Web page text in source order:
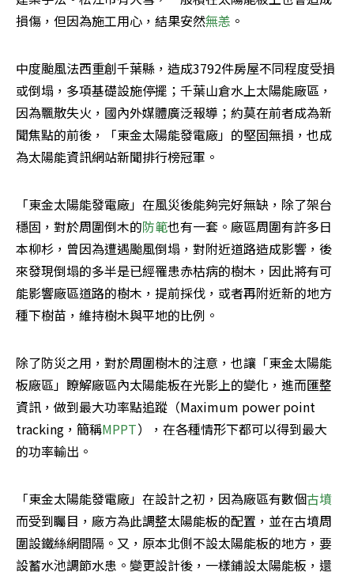
損傷，但因為施工用心，結果安然無恙 。
中度颱風法西重創千葉縣，造成3792件房屋不同程度受損
或倒塌，多項基礎設施停擺；千葉山倉水上太陽能廠區，
因為飄散失火，國內外媒體廣泛報導；約莫在前者成為新
聞焦點的前後，「東金太陽能發電廠」的堅固無損，也成
為太陽能資訊網站新聞排行榜冠軍。
「東金太陽能發電廠」在風災後能夠完好無缺，除了架台
穩固，對於周圍倒木的防範也有一套。廠區周圍有許多日
本柳杉，曾因為遭遇颱風倒塌，對附近道路造成影響，後
來發現倒塌的多半是已經罹患赤枯病的樹木，因此將有可
能影響廠區道路的樹木，提前採伐，或者再附近新的地方
種下樹苗，維持樹木與平地的比例。
除了防災之用，對於周圍樹木的注意，也讓「東金太陽能
板廠區」瞭解廠區內太陽能板在光影上的變化，進而匯整
資訊，做到最大功率點追蹤（Maximum power point
tracking，簡稱MPPT），在各種情形下都可以得到最大
的功率輸出。
「東金太陽能發電廠」在設計之初，因為廠區有數個古墳
而受到矚目，廠方為此調整太陽能板的配置，並在古墳周
圍設鐵絲網間隔。又，原本北側不設太陽能板的地方，要
設蓄水池調節水患。變更設計後，一樣鋪設太陽能板，還